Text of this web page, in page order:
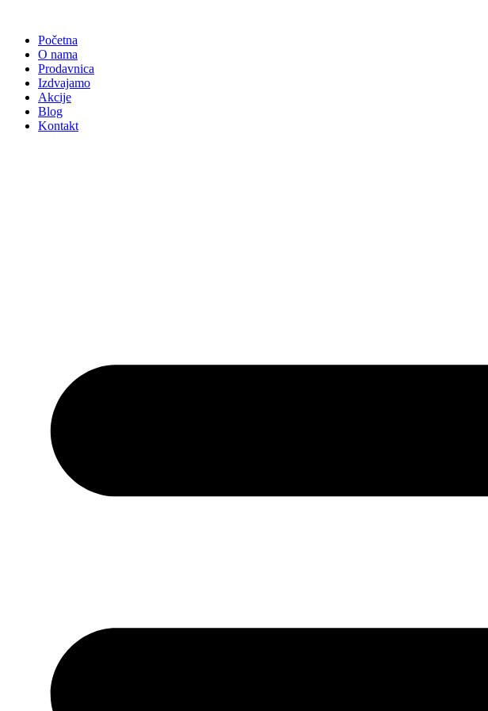
sadržajPočetna
O nama
Prodavnica
Izdvajamo
Akcije
Blog
Kontakt